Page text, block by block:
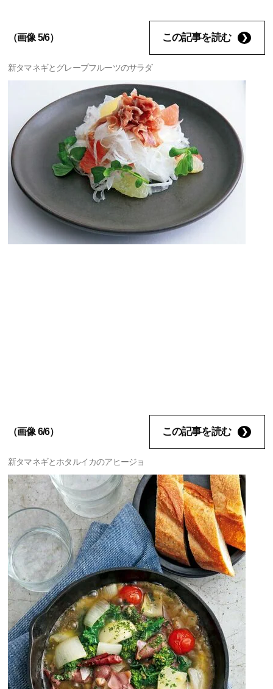
（画像 5/6） この記事を読む
新タマネギとグレープフルーツのサラダ
（画像 6/6） この記事を読む
新タマネギとホタルイカのアヒージョ